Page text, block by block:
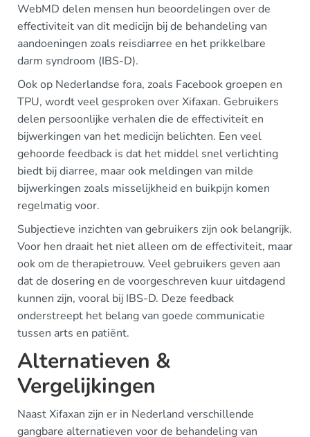
WebMD delen mensen hun beoordelingen over de
effectiviteit van dit medicijn bij de behandeling van
aandoeningen zoals reisdiarree en het prikkelbare
darm syndroom (IBS-D).
Ook op Nederlandse fora, zoals Facebook groepen en
TPU, wordt veel gesproken over Xifaxan. Gebruikers
delen persoonlijke verhalen die de effectiviteit en
bijwerkingen van het medicijn belichten. Een veel
gehoorde feedback is dat het middel snel verlichting
biedt bij diarree, maar ook meldingen van milde
bijwerkingen zoals misselijkheid en buikpijn komen
regelmatig voor.
Subjectieve inzichten van gebruikers zijn ook belangrijk.
Voor hen draait het niet alleen om de effectiviteit, maar
ook om de therapietrouw. Veel gebruikers geven aan
dat de dosering en de voorgeschreven kuur uitdagend
kunnen zijn, vooral bij IBS-D. Deze feedback
onderstreept het belang van goede communicatie
tussen arts en patiënt.
Alternatieven &
Vergelijkingen
Naast Xifaxan zijn er in Nederland verschillende
gangbare alternatieven voor de behandeling van